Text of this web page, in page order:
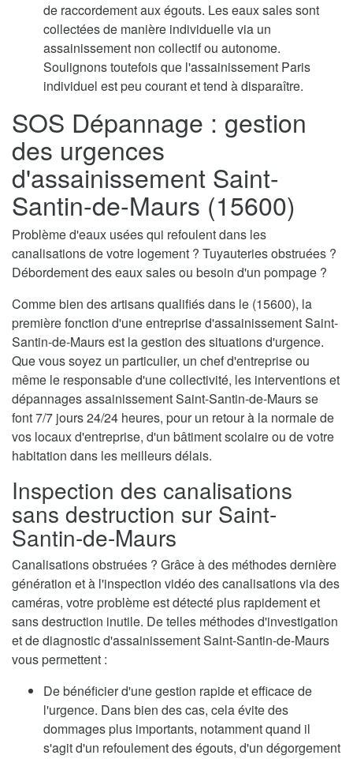
de raccordement aux égouts. Les eaux sales sont
collectées de manière individuelle via un
assainissement non collectif ou autonome.
Soulignons toutefois que l'assainissement Paris
individuel est peu courant et tend à disparaître.
SOS Dépannage : gestion
des urgences
d'assainissement Saint-
Santin-de-Maurs (15600)
Problème d'eaux usées qui refoulent dans les
canalisations de votre logement ? Tuyauteries obstruées ?
Débordement des eaux sales ou besoin d'un pompage ?
Comme bien des artisans qualifiés dans le (15600), la
première fonction d'une entreprise d'assainissement Saint-
Santin-de-Maurs est la gestion des situations d'urgence.
Que vous soyez un particulier, un chef d'entreprise ou
même le responsable d'une collectivité, les interventions et
dépannages assainissement Saint-Santin-de-Maurs se
font 7/7 jours 24/24 heures, pour un retour à la normale de
vos locaux d'entreprise, d'un bâtiment scolaire ou de votre
habitation dans les meilleurs délais.
Inspection des canalisations
sans destruction sur Saint-
Santin-de-Maurs
Canalisations obstruées ? Grâce à des méthodes dernière
génération et à l'inspection vidéo des canalisations via des
caméras, votre problème est détecté plus rapidement et
sans destruction inutile. De telles méthodes d'investigation
et de diagnostic d'assainissement Saint-Santin-de-Maurs
vous permettent :
De bénéficier d'une gestion rapide et efficace de
l'urgence. Dans bien des cas, cela évite des
dommages plus importants, notamment quand il
s'agit d'un refoulement des égouts, d'un dégorgement